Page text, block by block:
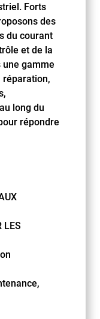
Forts
des
du courant
et de la
gamme
réparation,
long du
répondre
LES